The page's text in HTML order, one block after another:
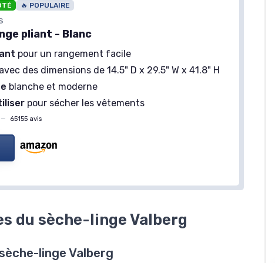
🔥 POPULAIRE
pliant - Blanc
pour un rangement facile
avec des dimensions de 14.5" D x 29.5" W x 41.8" H
blanche et moderne
pour sécher les vêtements
— 65155 avis
du sèche-linge Valberg
linge Valberg
Sèche-Linge 800W
＋ Filtration multiplepour un meilleur
dortoir
Voir l'offre